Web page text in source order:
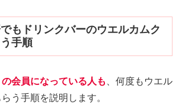
もドリンクバーのウエルカムク
手順
の会員になっている人も
、何度もウエル
う手順を説明します。